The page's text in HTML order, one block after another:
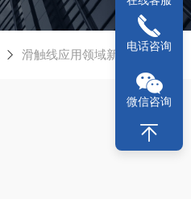
滑触线应用领域新方向
电话咨询
微信咨询